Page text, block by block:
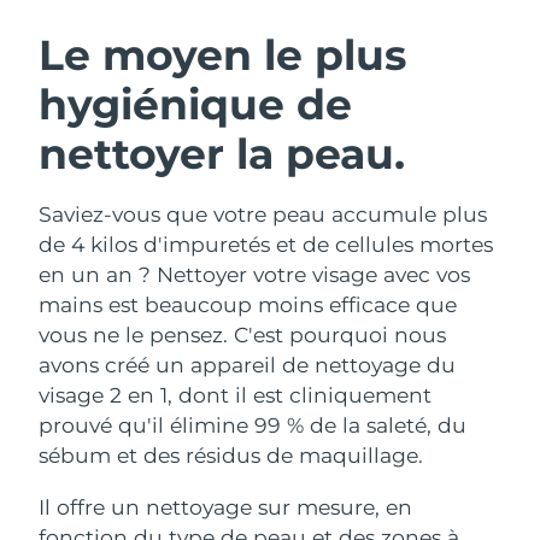
Le moyen le plus
hygiénique de
nettoyer la peau.
Saviez-vous que votre peau accumule plus
de 4 kilos d'impuretés et de cellules mortes
en un an ? Nettoyer votre visage avec vos
mains est beaucoup moins efficace que
vous ne le pensez. C'est pourquoi nous
avons créé un appareil de nettoyage du
visage 2 en 1, dont il est cliniquement
prouvé qu'il élimine 99 % de la saleté, du
sébum et des résidus de maquillage.
Il offre un nettoyage sur mesure, en
Nettoyage du visage
Anti-aging massage
LUNA™ 4 Plus
Massage, LED heating
LUNA™ 4 Men
For men, anti-aging massage
Lifting
Microcurrent toning
BEAR™ 2 go
Microcurrent toning on-the-go
BEAR™ 2 eyes & lips
Microcurrent line smoothing device
Hydratation
UFO™ 3 coffret
Deep facial hydration
UFO™ 3 LED
Near-infrared and red light therapy
device
Soin bucco-dentaire
issa™ 4
Hybrid silicone sonic toothbrush
issa™ 4 plus
FAQ™ TRAITEMENT ANTI-ÂGE
Anti-âge Traitements LED
NEW
Autriche Livraison estimée
Bahreïn Livraison estimée
Belgique Livraison estimée
Bermudes Livraison estimée8/17/26
Bosnie-Herzégovine Livraison estimée
Livraison estimée
Bulgarie Livraison estimée8/11/26
Canada Livraison estimée8/15/26